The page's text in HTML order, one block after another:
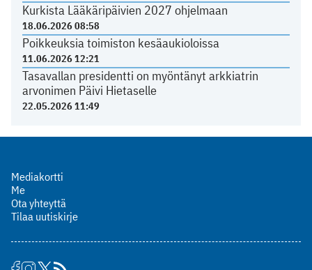
Kurkista Lääkäripäivien 2027 ohjelmaan
18.06.2026 08:58
Poikkeuksia toimiston kesäaukioloissa
11.06.2026 12:21
Tasavallan presidentti on myöntänyt arkkiatrin
arvonimen Päivi Hietaselle
22.05.2026 11:49
Mediakortti
Me
Ota yhteyttä
Tilaa uutiskirje